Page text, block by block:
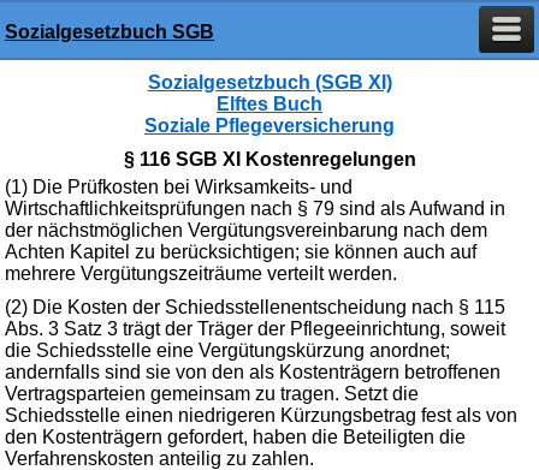
Sozialgesetzbuch SGB
Sozialgesetzbuch (SGB XI)
Elftes Buch
Soziale Pflegeversicherung
§ 116 SGB XI Kostenregelungen
(1) Die Prüfkosten bei Wirksamkeits- und
Wirtschaftlichkeitsprüfungen nach § 79 sind als Aufwand in
der nächstmöglichen Vergütungsvereinbarung nach dem
Achten Kapitel zu berücksichtigen; sie können auch auf
mehrere Vergütungszeiträume verteilt werden.
(2) Die Kosten der Schiedsstellenentscheidung nach § 115
Abs. 3 Satz 3 trägt der Träger der Pflegeeinrichtung, soweit
die Schiedsstelle eine Vergütungskürzung anordnet;
andernfalls sind sie von den als Kostenträgern betroffenen
Vertragsparteien gemeinsam zu tragen. Setzt die
Schiedsstelle einen niedrigeren Kürzungsbetrag fest als von
den Kostenträgern gefordert, haben die Beteiligten die
Verfahrenskosten anteilig zu zahlen.